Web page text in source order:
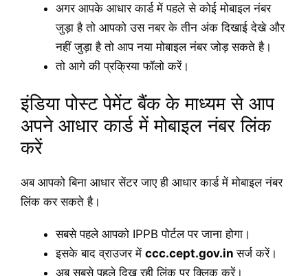
अगर आपके आधार कार्ड में पहले से कोई मोबाइल नंबर
जुड़ा है तो आपको उस नबर के तीन अंक दिखाई देखे और
नहीं जुड़ा है तो आप नया मोबाइल नंबर जोड़ सकते है।
तो आगे की प्रक्रिया फॉलो करें।
इंडिया पोस्ट पेमेंट बैंक के माध्यम से आप
अपने आधार कार्ड में मोबाइल नंबर लिंक
करें
अब आपको बिना आधार सेंटर जाए ही आधार कार्ड में मोबाइल नंबर
लिंक कर सकते है।
सबसे पहले आपको IPPB पोर्टल पर जाना होगा।
इसके बाद व्राउजर में ccc.cept.gov.inसर्ज करें।
अब सबसे पहले दिख रही लिंक पर क्लिक करें।